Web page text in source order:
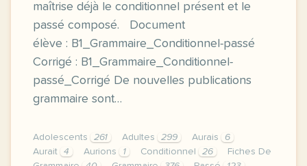
maîtrise déjà le conditionnel présent et le
passé composé. Document
élève : B1_Grammaire_Conditionnel-passé
Corrigé : B1_Grammaire_Conditionnel-
passé_Corrigé De nouvelles publications
grammaire sont…
Adolescents 261 Adultes 299 Aurais
6
Aurait
4 Aurions 1 Conditionnel 26
Fiches De